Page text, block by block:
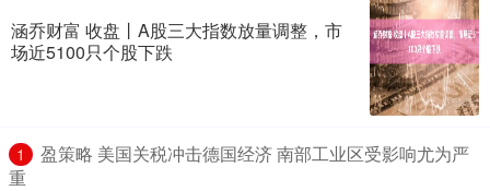
涵乔财富 收盘丨A股三大指数放量调整，市
场近5100只个股下跌
1
​盈策略 美国关税冲击德国经济 南部工业区受影响尤为严
重